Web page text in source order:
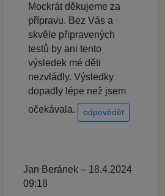
Mockrát děkujeme za
přípravu. Bez Vás a
skvěle připravených
testů by ani tento
výsledek mé děti
nezvládly. Výsledky
dopadly lépe než jsem
očekávala.
odpovědět
Jan Beránek – 18.4.2024
09:18